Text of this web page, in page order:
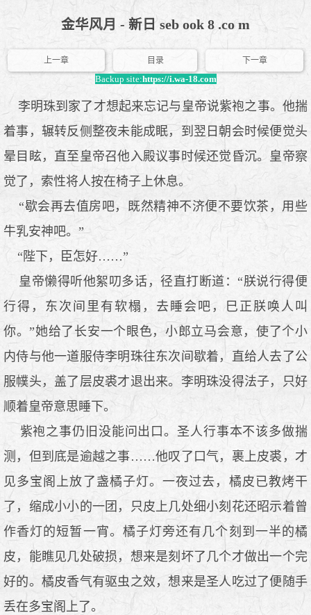
金华风月 - 新日 seb ook 8 .co m
上一章 目录 下一章
Backup site:https://i.wa-18.com
李明珠到家了才想起来忘记与皇帝说紫袍之事。他揣
着事，辗转反侧整夜未能成眠，到翌日朝会时候便觉头
晕目眩，直至皇帝召他入殿议事时候还觉昏沉。皇帝察
觉了，索性将人按在椅子上休息。
“歇会再去值房吧，既然精神不济便不要饮茶，用些
牛乳安神吧。”
“陛下，臣怎好……”
皇帝懒得听他絮叨多话，径直打断道：“朕说行得便
行得，东次间里有软榻，去睡会吧，巳正朕唤人叫
你。”她给了长安一个眼色，小郎立马会意，使了个小
内侍与他一道服侍李明珠往东次间歇着，直给人去了公
服幞头，盖了层皮裘才退出来。李明珠没得法子，只好
顺着皇帝意思睡下。
紫袍之事仍旧没能问出口。圣人行事本不该多做揣
测，但到底是逾越之事……他叹了口气，裹上皮裘，才
见多宝阁上放了盏橘子灯。一夜过去，橘皮已教烤干
了，缩成小小的一团，只皮上几处细小刻花还昭示着曾
作香灯的短暂一宵。橘子灯旁还有几个刻到一半的橘
皮，能瞧见几处破损，想来是刻坏了几个才做出一个完
好的。橘皮香气有驱虫之效，想来是圣人吃过了便随手
丢在多宝阁上了。